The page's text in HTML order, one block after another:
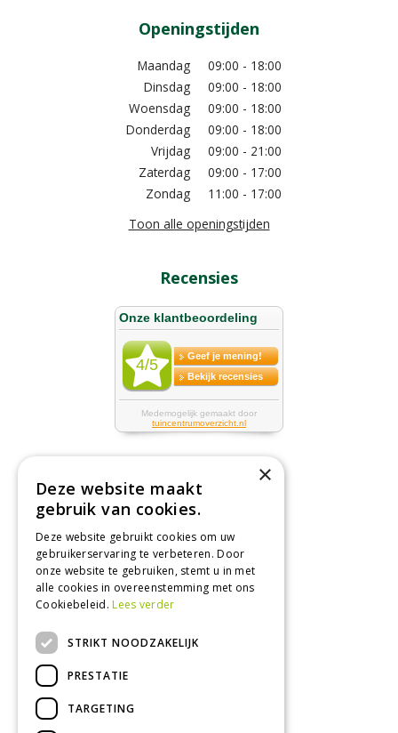
Openingstijden
Maandag
09:00 - 18:00
Dinsdag
09:00 - 18:00
Woensdag
09:00 - 18:00
Donderdag
09:00 - 18:00
Vrijdag
09:00 - 21:00
Zaterdag
09:00 - 17:00
Zondag
11:00 - 17:00
Toon alle openingstijden
Recensies
Tuincentrum
Nieuws
Tuintips
Tuincentrum
Tuinplanten
×
Deze website maakt
gebruik van cookies.
Deze website gebruikt cookies om uw
gebruikerservaring te verbeteren. Door
onze website te gebruiken, stemt u in met
alle cookies in overeenstemming met ons
Cookiebeleid.Lees verder
STRIKT NOODZAKELIJK
PRESTATIE
TARGETING